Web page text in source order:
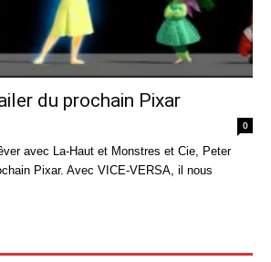
du prochain Pixar
0
avec La-Haut et Monstres et Cie, Peter
Pixar. Avec VICE-VERSA, il nous